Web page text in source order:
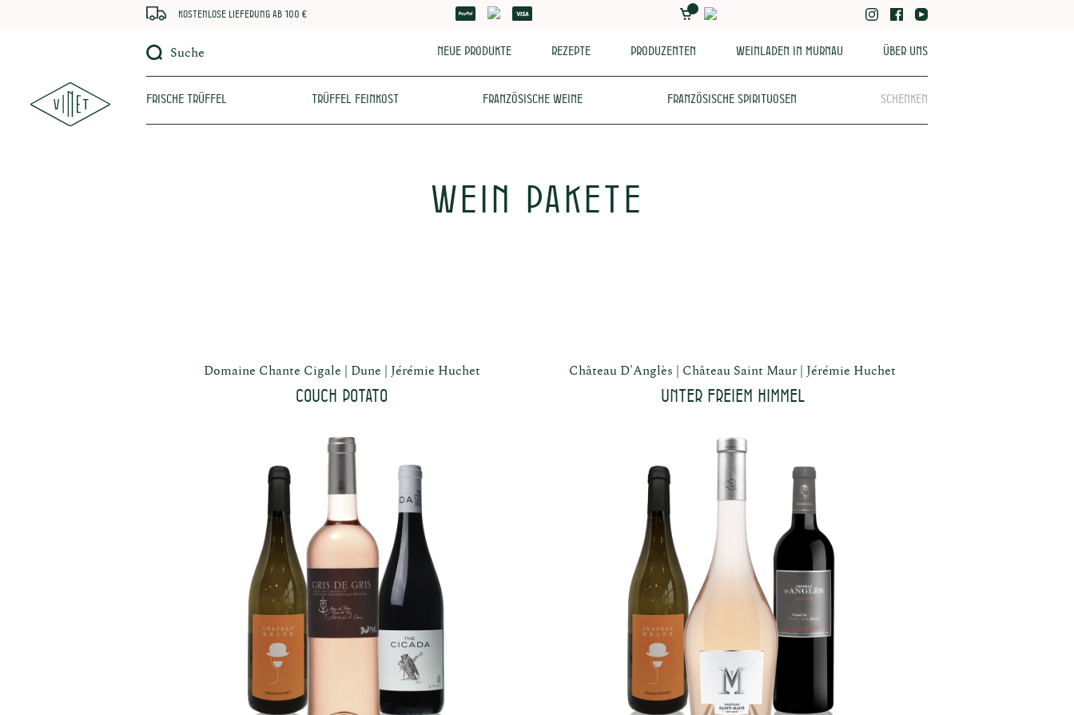
Kostenlose Lieferung ab 100 €
Suche Neue Produkte Rezepte Produzenten Weinladen in Murnau Über uns
Frische Trüffel Trüffel Feinkost Französische Weine Französische Spirituosen Schenken
Französische
Weinladen in
Wein Pakete
Domaine Chante Cigale Dune Jérémie Huchet
Couch Potato
Château D'Anglès Château Saint Maur Jérémie Huchet
Unter freiem Himmel